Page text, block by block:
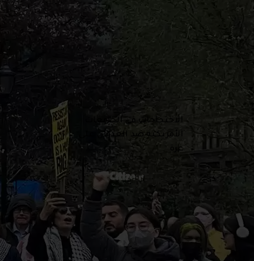
الاحتجاجات في الجامعات
الأمريكية ضد العدوان على
غزة